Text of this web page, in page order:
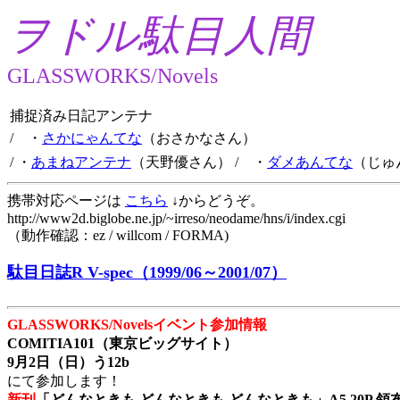
ヲドル駄目人間
GLASSWORKS/Novels
捕捉済み日記アンテナ
/ ・ さかにゃんてな （おさかなさん）
/ ・ あまねアンテナ （天野優さん） / ・ ダメあんてな （じ
携帯対応ページは こちら ↓からどうぞ。
http://www2d.biglobe.ne.jp/~irreso/neodame/hns/i/index.cgi
（動作確認：ez / willcom / FORMA)
駄目日誌R V-spec（1999/06～2001/07）
GLASSWORKS/Novelsイベント参加情報
COMITIA101（東京ビッグサイト）
9月2日（日）う12b
にて参加します！